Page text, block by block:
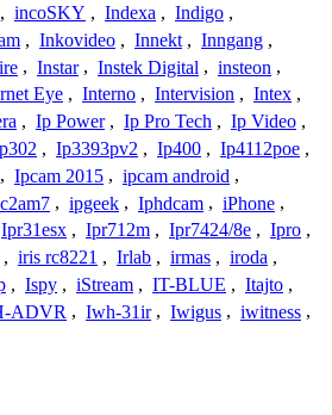
, incoSKY , Indexa , Indigo ,
, Inkovideo , Innekt , Inngang ,
, Instar , Instek Digital , insteon ,
Eye , Interno , Intervision , Intex ,
, Ip Power , Ip Pro Tech , Ip Video ,
, Ip3393pv2 , Ip400 , Ip4112poe ,
, Ipcam 2015 , ipcam android ,
, ipgeek , Iphdcam , iPhone ,
Ipr31esx , Ipr712m , Ipr7424/8e , Ipro ,
, iris rc8221 , Irlab , irmas , iroda ,
, Ispy , iStream , IT-BLUE , Itajto ,
ADVR , Iwh-31ir , Iwigus , iwitness ,